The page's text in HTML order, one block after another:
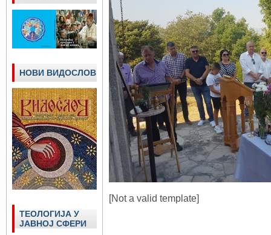
[Not a valid template]
НОВИ ВИДОСЛОВ
ТЕОЛОГИЈА У
ЈАВНОЈ СФЕРИ